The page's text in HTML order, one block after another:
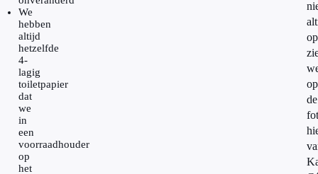
We
hebben
altijd
hetzelfde
4-
lagig
toiletpapier
dat
we
in
een
voorraadhouder
op
het
op
de